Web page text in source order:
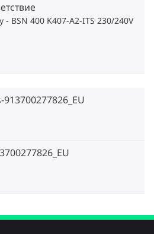
BSN 400 K407-A2-ITS 230/240V